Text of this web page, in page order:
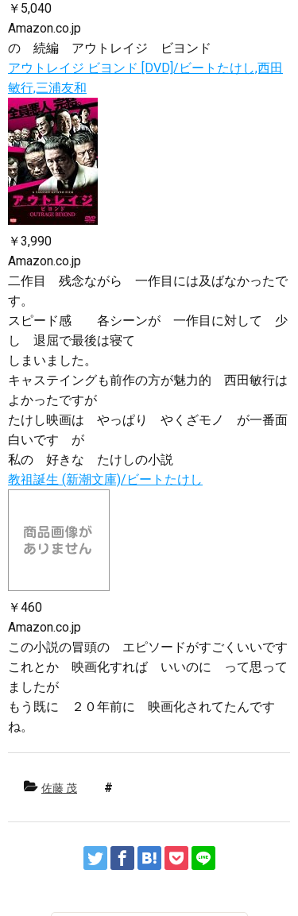
￥5,040
Amazon.co.jp
の 続編 アウトレイジ ビヨンド
アウトレイジ ビヨンド [DVD]/ビートたけし,西田
敏行,三浦友和
￥3,990
Amazon.co.jp
二作目 残念ながら 一作目には及ばなかったで
す。
スピード感 各シーンが 一作目に対して 少
し 退屈で最後は寝て
しまいました。
キャステイングも前作の方が魅力的 西田敏行は
よかったですが
たけし映画は やっぱり やくざモノ が一番面
白いです が
私の 好きな たけしの小説
教祖誕生 (新潮文庫)/ビートたけし
￥460
Amazon.co.jp
この小説の冒頭の エピソードがすごくいいです
これとか 映画化すれば いいのに って思って
ましたが
もう既に ２０年前に 映画化されてたんです
ね。
佐藤 茂